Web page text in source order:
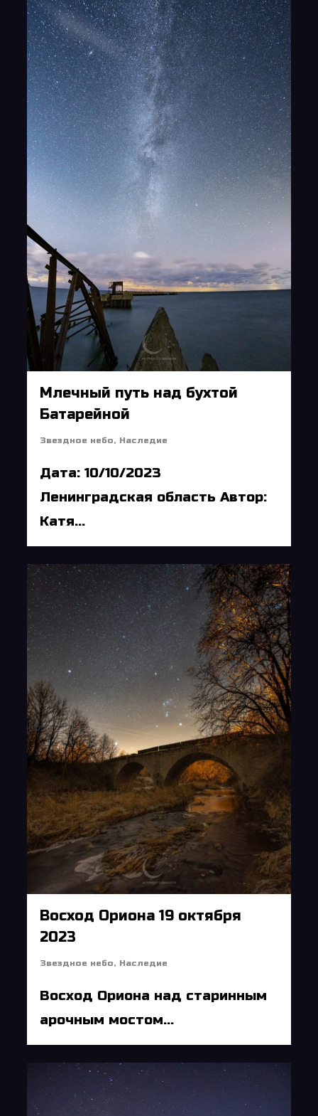
Млечный путь над бухтой
Батарейной
Звездное небо, Наследие
Дата: 10/10/2023
Ленинградская область Автор:
Катя...
Восход Ориона 19 октября
2023
Звездное небо, Наследие
Восход Ориона над старинным
арочным мостом...
5